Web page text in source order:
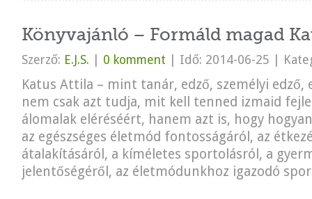
Könyvajánló – Formáld magad
Szerző: E.J.S. 0 komment Idő: 2014-06-25
Katus Attila – mint tanár, edző, személyi edző,
nem csak azt tudja, mit kell tenned izmaid
álomalak eléréséért, hanem azt is, hogy
az egészséges életmód fontosságáról, az
átalakításáról, a kíméletes sportolásról, a
jelentőségéről, az életmódunkhoz igazodó